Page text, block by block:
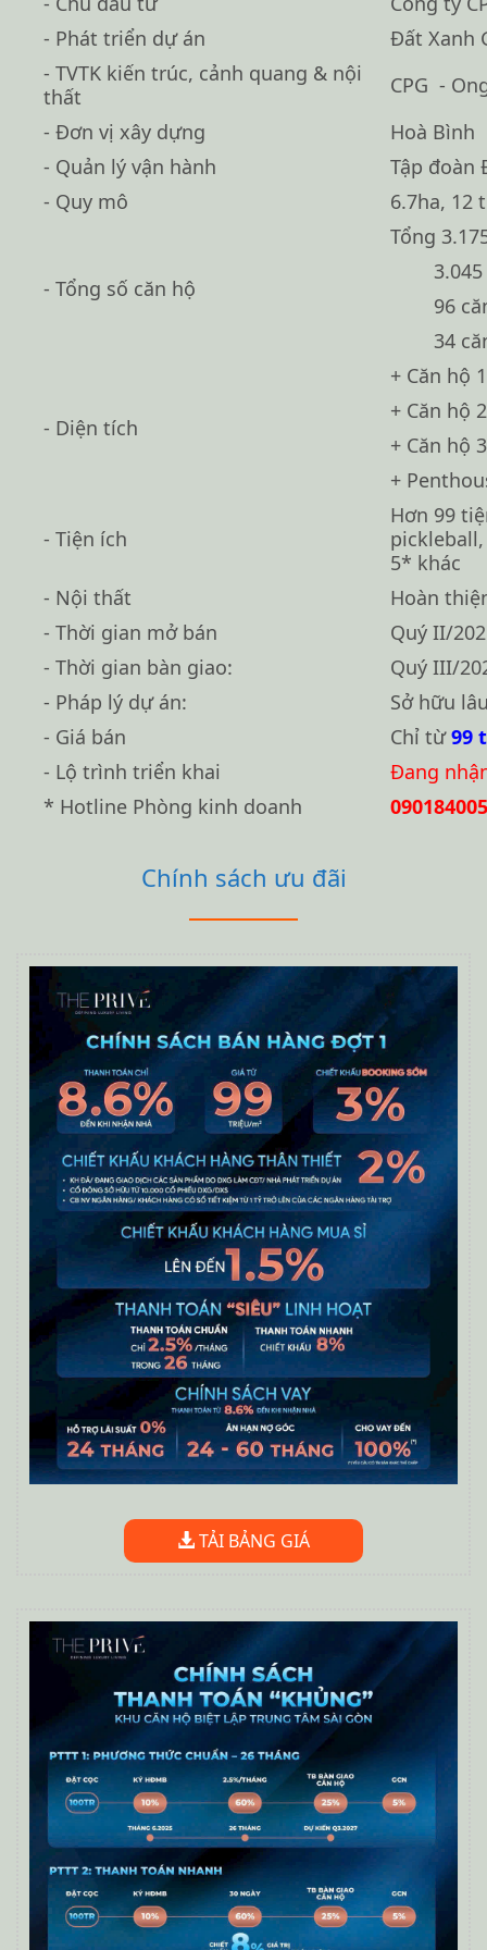
- Phát triển dự án
Đất Xanh
- TVTK kiến trúc, cảnh quang & nội
thất
CPG -
- Đơn vị xây dựng
Hoà Bình
- Quản lý vận hành
Tập đoàn
- Quy mô
6.7ha, 12
- Tổng số căn hộ
Tổng
96
34
- Diện tích
+ Căn hộ
+ Căn hộ
+ Căn hộ
+
- Tiện ích
Hơn 99
5* khác
- Nội thất
Hoàn
- Thời gian mở bán
Quý II/
- Thời gian bàn giao:
Quý III/
- Pháp lý dự án:
Sở hữu
- Giá bán
Chỉ từ99
- Lộ trình triển khai
Đang
* Hotline Phòng kinh doanh
Chính sách ưu đãi
TẢI BẢNG GIÁ